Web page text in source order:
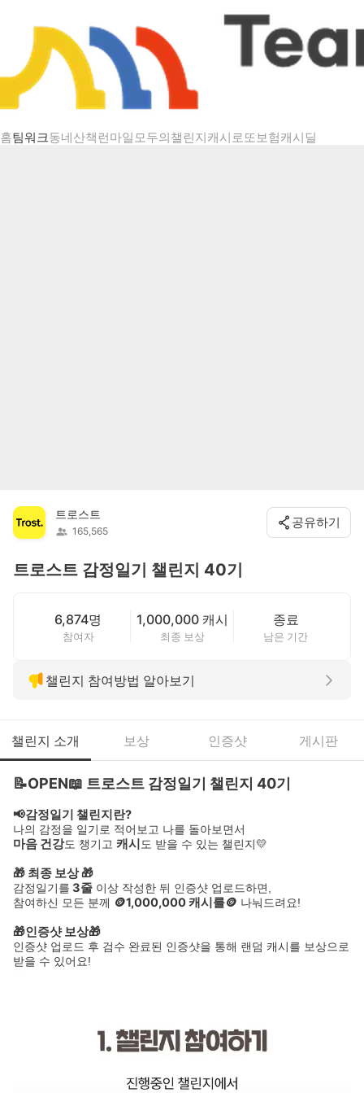
홈팀워크동네산책 런마일모두의챌린지캐시로또보험캐시딜
챌린지 상세
트로스트
165,565
공유하기
트로스트 감정일기 챌린지 40기
6,874명
참여자
1,000,000 캐시
최종 보상
종료
남은 기간
챌린지 참여방법 알아보기
챌린지 소개 보상 인증샷 게시판
📝OPEN📖 트로스트 감정일기 챌린지 40기
📢감정일기 챌린지란?
나의 감정을 일기로 적어보고 나를 돌아보면서
마음 건강도 챙기고 캐시 도 받을 수 있는 챌린지💛
🎁 최종 보상 🎁
감정일기를 3줄 이상 작성한 뒤 인증샷 업로드하면,
참여하신 모든 분께 🪙1,000,000 캐시를🪙 나눠드려요!
🎁인증샷 보상🎁
인증샷 업로드 후 검수 완료된 인증샷을 통해 랜덤 캐시를 보상으로
받을 수 있어요!